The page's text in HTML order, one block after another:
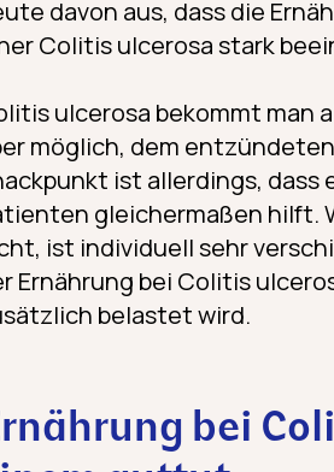
davon aus, dass die
Colitis ulcerosa stark
ulcerosa bekommt man
möglich, dem
ist allerdings,
gleichermaßen hilft.
ist individuell sehr
Ernährung bei Colitis
belastet wird.
bei